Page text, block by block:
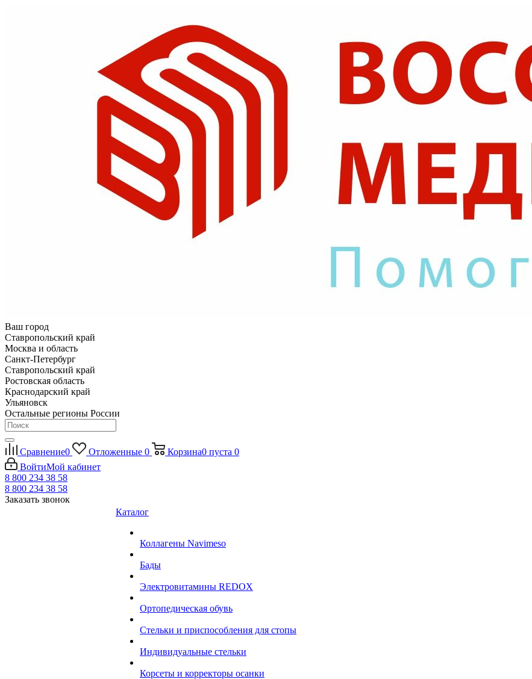
Ваш город
Ставропольский край
Москва и область
Санкт-Петербург
Ставропольский край
Ростовская область
Краснодарский край
Ульяновск
Остальные регионы России
Сравнение0 Отложенные 0 Корзина0 пуста 0
ВойтиМой кабинет
8 800 234 38 58
8 800 234 38 58
Заказать звонок
Каталог
Коллагены Navimeso
Бады
Электровитамины REDOX
Ортопедическая обувь
Стельки и приспособления для стопы
Индивидуальные стельки
Корсеты и корректоры осанки